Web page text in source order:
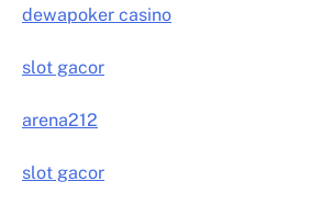
dewapoker casino
slot gacor
arena212
slot gacor